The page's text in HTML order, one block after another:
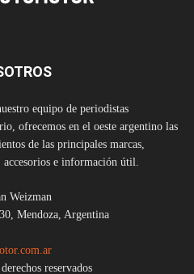
equipo de periodistas
ofrecemos en el oeste argentino las
de las principales marcas,
accesorios e información útil.
Weizman
Mendoza, Argentina
reservados